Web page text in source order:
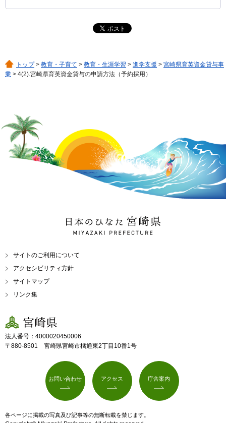
トップ> 教育・子育て > 教育・生涯学習 > 進学支援 > 宮崎県育英資金貸与事
業 > 4(2).宮崎県育英資金貸与の申請方法（予約採用）
日本のひなた 宮崎県
MIYAZAKI PREFECTURE
サイトのご利用について
アクセシビリティ方針
サイトマップ
リンク集
宮崎県
法人番号：4000020450006
〒880-8501 宮崎県宮崎市橘通東2丁目10番1号
お問い合わせ アクセス 庁舎案内
各ページに掲載の写真及び記事等の無断転載を禁じます。